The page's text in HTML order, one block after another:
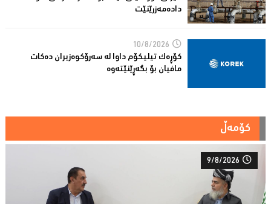
دادەمەزرێنێت
10/8/2026
کۆڕەک تیلیکۆم داوا لە سەرۆکوەزیران دەکات
مافیان بۆ بگەڕێنێتەوە
کۆمەڵ
9/8/2026